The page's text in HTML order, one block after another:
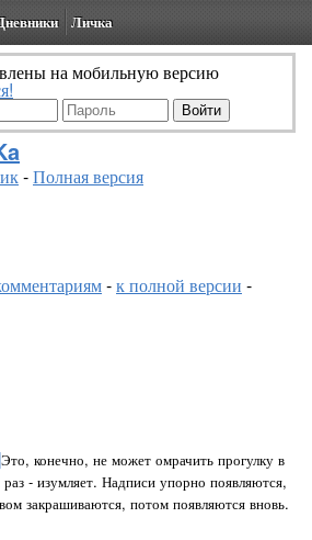
Личка
на мобильную версию
-Полная версия
-к полной версии -
Это, конечно, не может омрачить прогулку в
- изумляет. Надписи упорно появляются,
закрашиваются, потом появляются вновь.